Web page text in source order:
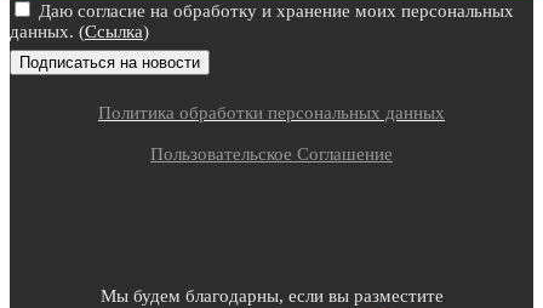
Даю согласие на обработку и хранение моих персональных
данных. (Ссылка)
Политика обработки персональных данных
Пользовательское Соглашение
Мы будем благодарны, если вы разместите